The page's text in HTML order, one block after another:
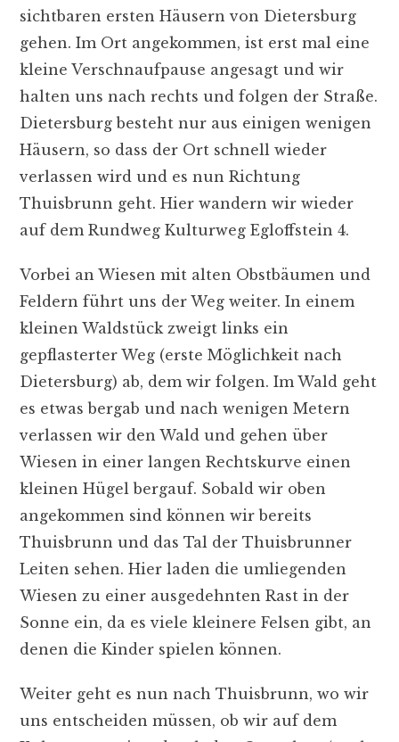
sichtbaren ersten Häusern von Dietersburg
gehen. Im Ort angekommen, ist erst mal eine
kleine Verschnaufpause angesagt und wir
halten uns nach rechts und folgen der Straße.
Dietersburg besteht nur aus einigen wenigen
Häusern, so dass der Ort schnell wieder
verlassen wird und es nun Richtung
Thuisbrunn geht. Hier wandern wir wieder
auf dem Rundweg Kulturweg Egloffstein 4.
Vorbei an Wiesen mit alten Obstbäumen und
Feldern führt uns der Weg weiter. In einem
kleinen Waldstück zweigt links ein
gepflasterter Weg (erste Möglichkeit nach
Dietersburg) ab, dem wir folgen. Im Wald geht
es etwas bergab und nach wenigen Metern
verlassen wir den Wald und gehen über
Wiesen in einer langen Rechtskurve einen
kleinen Hügel bergauf. Sobald wir oben
angekommen sind können wir bereits
Thuisbrunn und das Tal der Thuisbrunner
Leiten sehen. Hier laden die umliegenden
Wiesen zu einer ausgedehnten Rast in der
Sonne ein, da es viele kleinere Felsen gibt, an
denen die Kinder spielen können.
Weiter geht es nun nach Thuisbrunn, wo wir
uns entscheiden müssen, ob wir auf dem